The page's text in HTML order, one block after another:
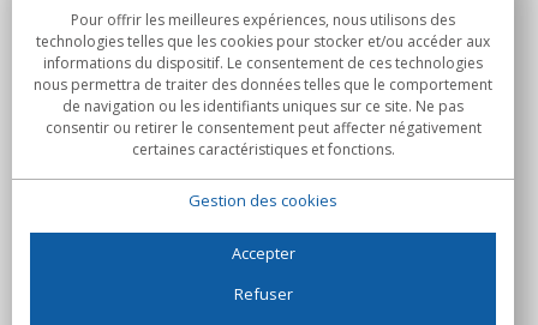
Notre société
Engagements
Achats
Pour offrir les meilleures expériences, nous utilisons des
technologies telles que les cookies pour stocker et/ou accéder aux
informations du dispositif. Le consentement de ces technologies
nous permettra de traiter des données telles que le comportement
de navigation ou les identifiants uniques sur ce site. Ne pas
consentir ou retirer le consentement peut affecter négativement
certaines caractéristiques et fonctions.
Gestion des cookies
Accepter
Refuser